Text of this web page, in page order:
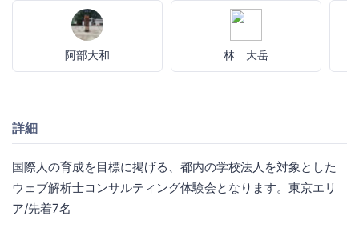
阿部大和 林 大岳
詳細
国際人の育成を目標に掲げる、都内の学校法人を対象とした
ウェブ解析士コンサルティング体験会となります。東京エリ
ア/先着7名